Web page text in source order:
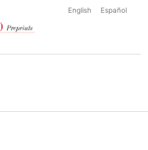
English Español